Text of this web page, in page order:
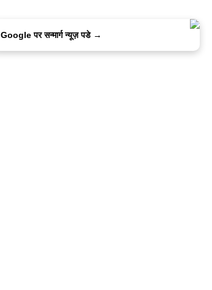
Google पर सन्मार्ग न्यूज़ पडे →